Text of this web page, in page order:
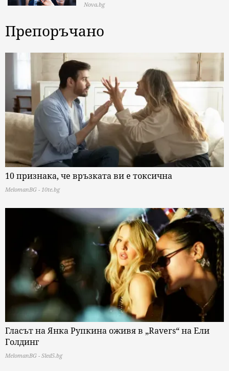
Nova.bg
Препоръчано
10 признака, че връзката ви е токсична
MelomanBG - 10te.bg
Гласът на Янка Рупкина оживя в „Ravers“ на Ели
Голдинг
MelomanBG - Sled5.bg